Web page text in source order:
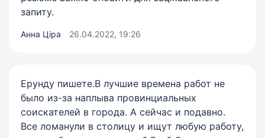
запиту.
Анна Ціра 26.04.2022, 19:26
Ерунду пишете.В лучшие времена работ не
было из-за наплыва провинциальных
соискателей в города. А сейчас и подавно.
Все ломанули в столицу и ищут любую работу,